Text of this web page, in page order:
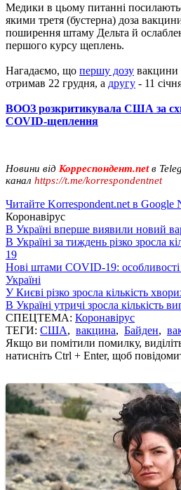
Медики в цьому питанні
якими третя (бустерна) доза
поширення штаму Дельта й
першого курсу щеплень.
Нагадаємо, що першу дозу вакцини
отримав 22 грудня, а другу - 11
ВООЗ розкритикувала США за
COVID-щеплення
Новини від Корреспондент.netв
канал https://t.me/korrespondentnet
Читайте Korrespondent.net в Google
Коронавірус
В Україні вперше виявили новий
В Україні за тиждень різко зросла
19
Нові штами COVID-19: особливості
Україні
У Києві різко зросла кількість
В Україні утричі зросла кількість
СПЕЦТЕМА: Коронавірус
ТЕГИ: США, вакцина, Байден,
Якщо ви помітили помилку,
натисніть Ctrl + Enter, щоб